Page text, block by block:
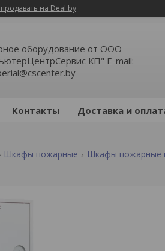
на Deal.by
оборудование от ООО
КП" E-mail:
Контакты Доставка и
Шкафы пожарные Шкафы пожарные